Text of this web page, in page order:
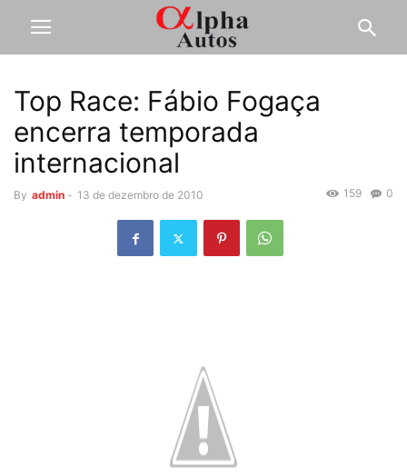
Top Race: Fábio Fogaça
encerra temporada
internacional
By admin - 13 de dezembro de 2010 0
159